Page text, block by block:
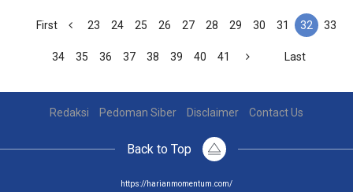
First 23 24 25 26 27 28 29 30 31 32 33
34 35 36 37 38 39 40 41 Last
Redaksi Pedoman Siber Disclaimer Contact Us
Back to Top
https://harianmomentum.com/